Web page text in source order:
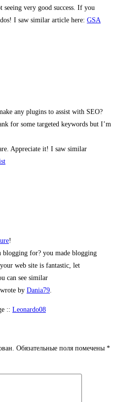
seeing very good success. If you
I saw similar article here: GSA
any plugins to assist with SEO?
for some targeted keywords but I’m
Appreciate it! I saw similar
!
blogging for? you made blogging
web site is fantastic, let
can see similar
by Dania79.
:: Leonardo08
Обязательные поля помечены *